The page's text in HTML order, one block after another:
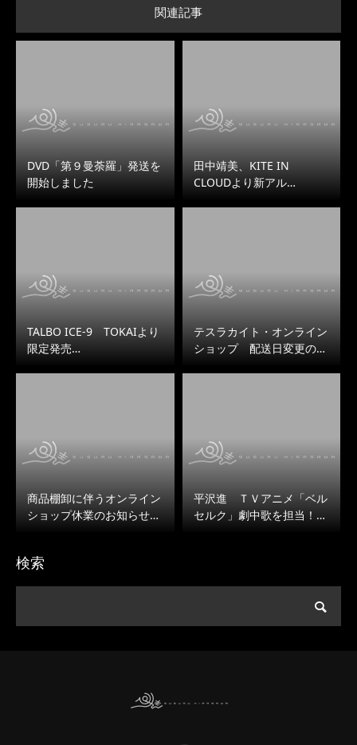
関連記事
DVD「第９曼荼羅」発送を
開始しました
田中靖美、KITE IN
CLOUDより新アル…
TALBO ICE-9 TOKAIより
限定発売…
テスラカイト・オンライン
ショップ 配送日変更の…
商品棚卸に伴うオンライン
ショップ休業のお知らせ…
平沢進 ＴＶアニメ「ベル
セルク」劇中歌を担当！…
検索